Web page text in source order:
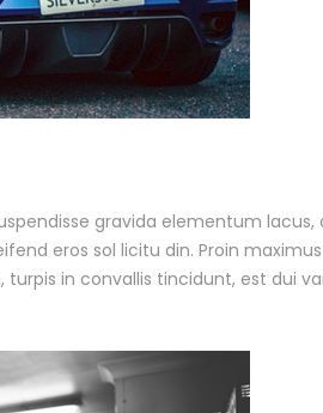
Suspendisse gravida elementum
eros sol licitu din. Proin
in convallis tincidunt, est dui